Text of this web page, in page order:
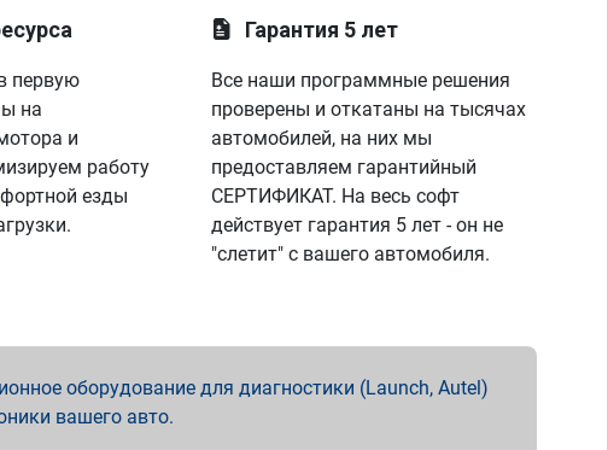
первую
на
и
работу
езды
Гарантия 5 лет
Все наши программные решения
проверены и откатаны на тысячах
автомобилей, на них мы
предоставляем гарантийный
СЕРТИФИКАТ. На весь софт
действует гарантия 5 лет - он не
"слетит" с вашего автомобиля.
оборудование для диагностики (Launch, Autel)
вашего авто.